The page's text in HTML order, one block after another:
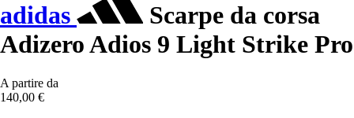
adidas
Scarpe da corsa
Adizero Adios 9 Light Strike Pro
A partire da
140,00 €